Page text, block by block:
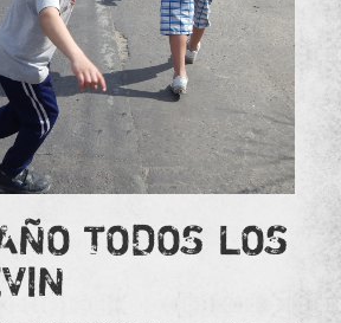
TODOS LOS